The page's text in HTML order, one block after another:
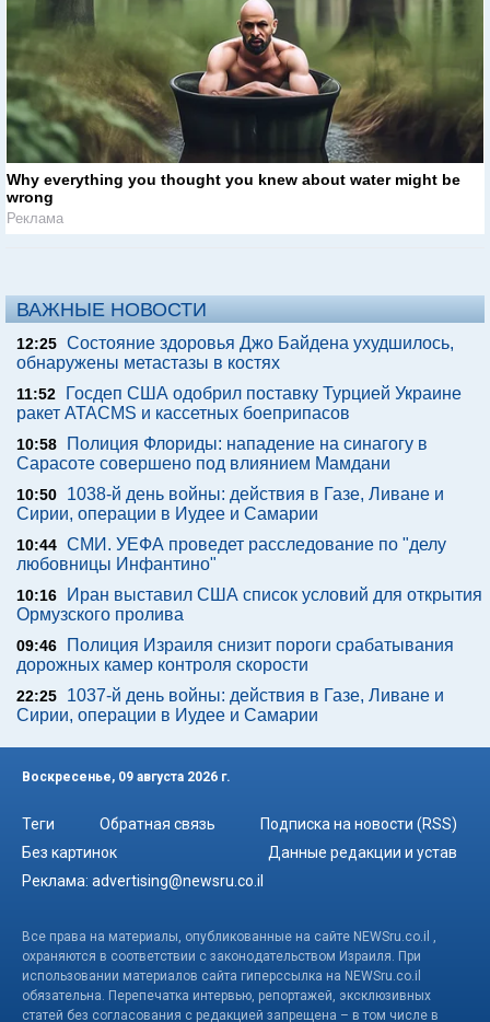
Why everything you thought you knew about water might be
wrong
Реклама
ВАЖНЫЕ НОВОСТИ
12:25 Состояние здоровья Джо Байдена ухудшилось,
обнаружены метастазы в костях
11:52
Госдеп США одобрил поставку Турцией Украине
ракет ATACMS и кассетных боеприпасов
10:58
Полиция Флориды: нападение на синагогу в
Сарасоте совершено под влиянием Мамдани
10:50
1038-й день войны: действия в Газе, Ливане и
Сирии, операции в Иудее и Самарии
10:44 СМИ. УЕФА проведет расследование по "делу
любовницы Инфантино"
10:16
Иран выставил США список условий для открытия
Ормузского пролива
09:46
Полиция Израиля снизит пороги срабатывания
дорожных камер контроля скорости
22:25
1037-й день войны: действия в Газе, Ливане и
Сирии, операции в Иудее и Самарии
Воскресенье, 09 августа 2026 г.
Теги Обратная связь
Подписка на новости (RSS)
Без картинок
Данные редакции и устав
Реклама: advertising@newsru.co.il
Все права на материалы, опубликованные на сайте NEWSru.co.il ,
охраняются в соответствии с законодательством Израиля. При
использовании материалов сайта гиперссылка на NEWSru.co.il
обязательна. Перепечатка интервью, репортажей, эксклюзивных
статей без согласования с редакцией запрещена – в том числе в